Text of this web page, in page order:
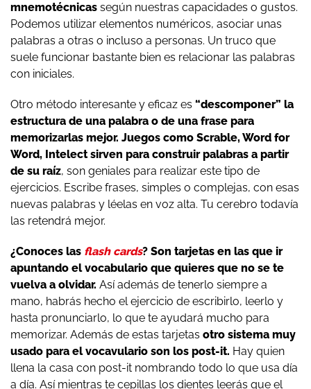
mnemotécnicas según nuestras capacidades o gustos.
Podemos utilizar elementos numéricos, asociar unas
palabras a otras o incluso a personas. Un truco que
suele funcionar bastante bien es relacionar las palabras
con iniciales.
Otro método interesante y eficaz es “descomponer” la
estructura de una palabra o de una frase para
memorizarlas mejor. Juegos como Scrable, Word for
Word, Intelect sirven para construir palabras a partir
de su raíz, son geniales para realizar este tipo de
ejercicios. Escribe frases, simples o complejas, con esas
nuevas palabras y léelas en voz alta. Tu cerebro todavía
las retendrá mejor.
¿Conoces las flash cards? Son tarjetas en las que ir
apuntando el vocabulario que quieres que no se te
vuelva a olvidar. Así además de tenerlo siempre a
mano, habrás hecho el ejercicio de escribirlo, leerlo y
hasta pronunciarlo, lo que te ayudará mucho para
memorizar. Además de estas tarjetas otro sistema muy
usado para el vocavulario son los post-it. Hay quien
llena la casa con post-it nombrando todo lo que usa día
a día. Así mientras te cepillas los dientes leerás que el